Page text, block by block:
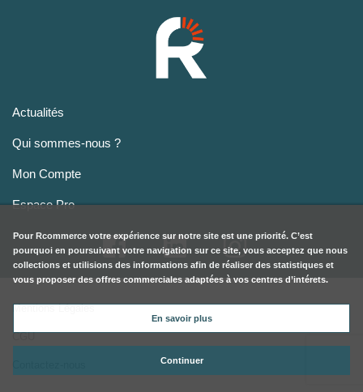
Actualités
Qui sommes-nous ?
Mon Compte
Espace Pro
Mentions Légales
CGU
Pour Rcommerce votre expérience sur notre site est une priorité. C’est
pourquoi en poursuivant votre navigation sur ce site, vous acceptez que nous
collections et utilisions des informations afin de réaliser des statistiques et
vous proposer des offres commerciales adaptées à vos centres d’intérets.
En savoir plus
Continuer